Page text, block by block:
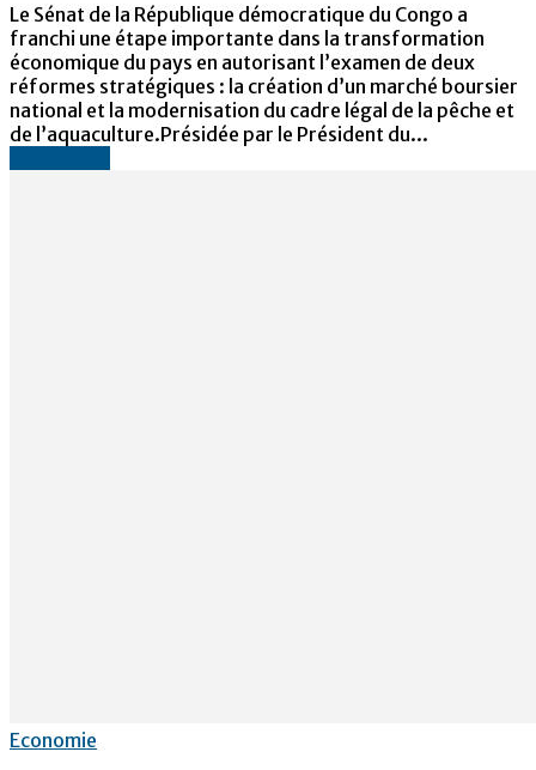
Le Sénat de la République démocratique du Congo a
franchi une étape importante dans la transformation
économique du pays en autorisant l’examen de deux
réformes stratégiques : la création d’un marché boursier
national et la modernisation du cadre légal de la pêche et
de l’aquaculture.Présidée par le Président du...
Economie